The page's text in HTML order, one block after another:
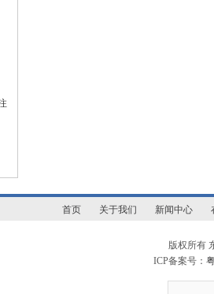
首页 关于我们 新闻中心
版权所有
ICP备案号：